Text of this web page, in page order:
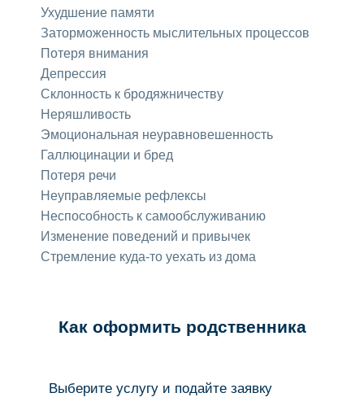
Ухудшение памяти
Заторможенность мыслительных процессов
Потеря внимания
Депрессия
Склонность к бродяжничеству
Неряшливость
Эмоциональная неуравновешенность
Галлюцинации и бред
Потеря речи
Неуправляемые рефлексы
Неспособность к самообслуживанию
Изменение поведений и привычек
Стремление куда-то уехать из дома
Как оформить родственника
Выберите услугу и подайте заявку